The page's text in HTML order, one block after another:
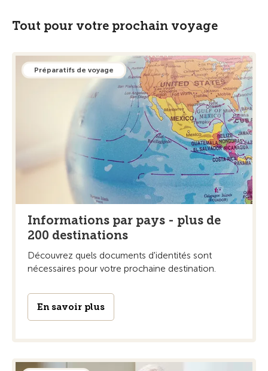
Tout pour votre prochain voyage
Préparatifs de voyage
Informations par pays - plus de
200 destinations
Découvrez quels documents d'identités sont
nécessaires pour votre prochaine destination.
En savoir plus